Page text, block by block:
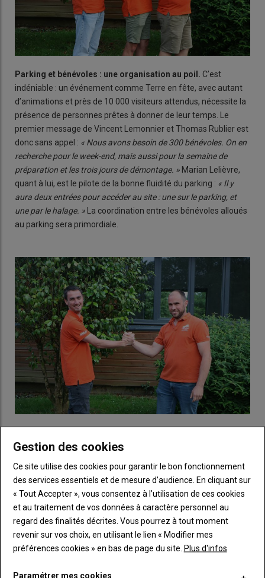
Parking et bénévoles : une organisation au poil. C’est
indéniable : un événement comme Terre en fête, avec autant
d’animations et près de 10 000 visiteurs attendus, nécessite la
présence de personnes prêtes à donner de leur temps. Le
premier message de Vincent Lemonnier et Thomas Rublier est
donc sans appel : « Nous avons besoin de 300 bénévoles. On en
recherche pour le week-end, mais aussi pour la semaine de
préparation et les trois jours de démontage. » Marian Lelièvre,
quant à lui, est le pilote de la bonne fluidité du parking : « Il y
aura deux entrées pour accéder au site : une sur le parking, et
une par le halage. » La coordination entre les bénévoles alloués
au parking sera primordiale.
responsable du Copil, avance main dans la main avec Maxime
responsables des différents pôles avec Lola Gobé, animatrice
« serrer les mains des
politiciens »comme s’en amuse Baptiste, ils seront disponibles
pour gérer les imprévus en mobilisant les équipes. Le duo ne
laisse pas le choix :
« Il faut venir, c’est la meilleure édition de
tous les TEF confondus ! »
Gestion des cookies
Ce site utilise des cookies pour garantir le bon fonctionnement
des services essentiels et de mesure d’audience. En cliquant sur
« Tout Accepter », vous consentez à l’utilisation de ces cookies
et au traitement de vos données à caractère personnel au
regard des finalités décrites. Vous pourrez à tout moment
revenir sur vos choix, en utilisant le lien « Modifier mes
préférences cookies » en bas de page du site. Plus d'infos
Paramétrer mes cookies